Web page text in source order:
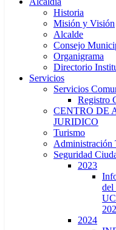
Historia
Misión y Visión
Alcalde
Consejo
Organigrama
Directorio
Servicios
Servicios
Registro
CENTRO DE
JURIDICO
Turismo
Administración
Seguridad
2023
del
2024